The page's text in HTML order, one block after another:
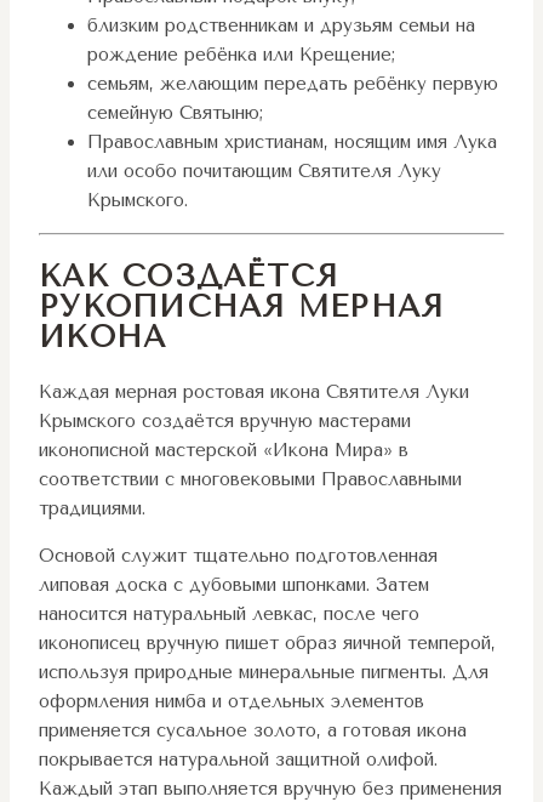
близким родственникам и друзьям семьи на
рождение ребёнка или Крещение;
семьям, желающим передать ребёнку первую
семейную Святыню;
Православным христианам, носящим имя Лука
или особо почитающим Святителя Луку
Крымского.
КАК СОЗДАЁТСЯ
РУКОПИСНАЯ МЕРНАЯ
ИКОНА
Каждая мерная ростовая икона Святителя Луки
Крымского создаётся вручную мастерами
иконописной мастерской «Икона Мира» в
соответствии с многовековыми Православными
традициями.
Основой служит тщательно подготовленная
липовая доска с дубовыми шпонками. Затем
наносится натуральный левкас, после чего
иконописец вручную пишет образ яичной темперой,
используя природные минеральные пигменты. Для
оформления нимба и отдельных элементов
применяется сусальное золото, а готовая икона
покрывается натуральной защитной олифой.
Каждый этап выполняется вручную без применения